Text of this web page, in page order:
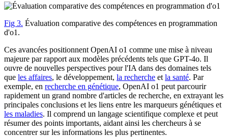
Fig 3. Évaluation comparative des compétences en programmation
d'o1.
Ces avancées positionnent OpenAI o1 comme une mise à niveau
majeure par rapport aux modèles précédents tels que GPT-4o. Il
ouvre de nouvelles perspectives pour l'IA dans des domaines tels
que les affaires, le développement, la recherche et la santé. Par
exemple, en recherche en génétique, OpenAI o1 peut parcourir
rapidement un grand nombre d'articles de recherche, en extrayant les
principales conclusions et les liens entre les marqueurs génétiques et
les maladies. Il comprend un langage scientifique complexe et peut
résumer des points importants, aidant ainsi les chercheurs à se
concentrer sur les informations les plus pertinentes.